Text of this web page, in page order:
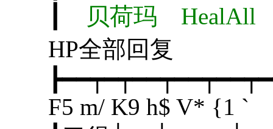
贝荷玛 HealAll
HP全部
F5 m/ K9 h$ V* {1 `